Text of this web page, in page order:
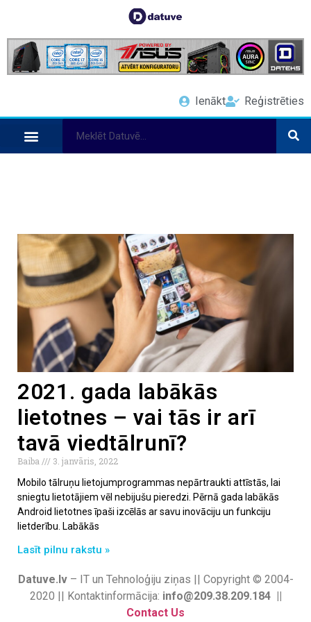
Ienākt Reģistrēties
2021. gada labākās
lietotnes – vai tās ir arī
tavā viedtālrunī?
Baiba
3. janvāris, 2022
Mobilo tālruņu lietojumprogrammas nepārtraukti attīstās, lai
sniegtu lietotājiem vēl nebijušu pieredzi. Pērnā gada labākās
Android lietotnes īpaši izcēlās ar savu inovāciju un funkciju
lietderību. Labākās
Lasīt pilnu rakstu »
Datuve.lv– IT un Tehnoloģiju ziņas || Copyright © 2004-
2020 || Kontaktinformācija: info@209.38.209.184 ||
Contact Us